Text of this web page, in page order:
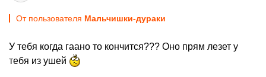
От пользователя Мальчишки-дураки
У тебя когда гаано то кончится??? Оно прям лезет у
тебя из ушей